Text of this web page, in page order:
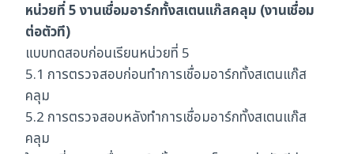
หน่วยที่ 5 งานเชื่อมอาร์กทั้งสเตนแก๊สคลุม (งานเชื่อม
ต่อตัวที)
แบบทดสอบก่อนเรียนหน่วยที่ 5
5.1 การตรวจสอบก่อนทำการเชื่อมอาร์กทั้งสเตนแก๊ส
คลุม
5.2 การตรวจสอบหลังทำการเชื่อมอาร์กทั้งสเตนแก๊ส
คลุม